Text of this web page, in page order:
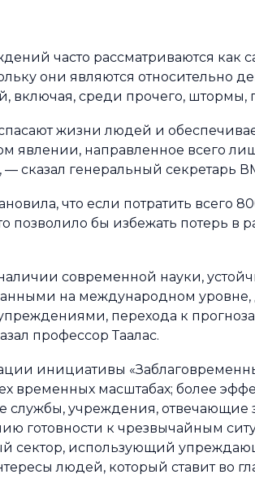
часто рассматриваются как
они являются относительно
включая, среди прочего, штормы,
жизни людей и
направленное всего
сказал генеральный секретарь
что если потратить
позволило бы избежать потерь в
современной науки,
на международном уровне,
перехода к
профессор Таалас.
инициативы
временных масштабах; более
учреждения, отвечающие
готовности к чрезвычайным
сектор, использующий
людей, который ставит во